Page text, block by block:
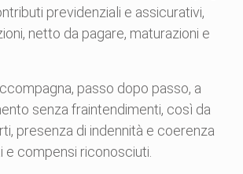
previdenziali e assicurativi,
netto da pagare, maturazioni e
passo dopo passo, a
senza fraintendimenti, così da
presenza di indennità e coerenza
e compensi riconosciuti.